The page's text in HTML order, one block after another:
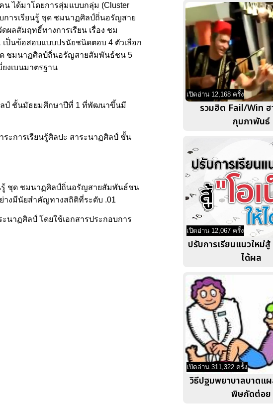
น ได้มาโดยการสุ่มแบบกลุ่ม (Cluster
การเรียนรู้ ชุด ชมนาฏศิลป์ถิ่นอรัญสาย
ลสัมฤทธิ์ทางการเรียน เรื่อง ชม
ป็นข้อสอบแบบปรนัยชนิดตอบ 4 ตัวเลือก
ด ชมนาฏศิลป์ถิ่นอรัญสายสัมพันธ์ชน 5
งเบนมาตรฐาน
ลป์ ชั้นมัธยมศึกษาปีที่ 1 ที่พัฒนาขึ้นมี
ะการเรียนรู้ศิลปะ สาระนาฏศิลป์ ชั้น
นรู้ ชุด ชมนาฏศิลป์ถิ่นอรัญสายสัมพันธ์ชน
างมีนัยสำคัญทางสถิติที่ระดับ .01
นาฏศิลป์ โดยใช้เอกสารประกอบการ
เปิดอ่าน 12,168 ครั้ง
รวมฮิต Fail/Win ฮ
กุมภาพันธ์
เปิดอ่าน 12,067 ครั้ง
ปรับการเรียนแนวใหม่
ได้ผล
เปิดอ่าน 311,322 ครั้ง
วิธีปฐมพยาบาลบาดแ
พิษกัดต่อย